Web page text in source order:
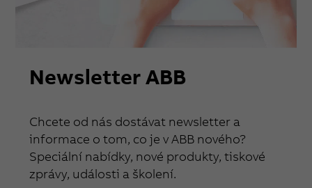
Newsletter ABB
Chcete od nás dostávat newsletter a
informace o tom, co je v ABB nového?
Speciální nabídky, nové produkty, tiskové
zprávy, události a školení.